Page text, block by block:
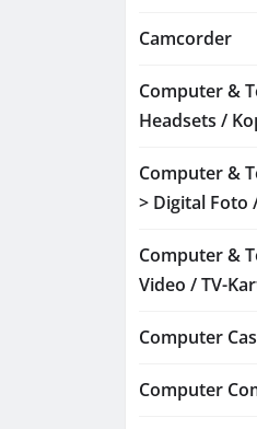
Camcorder
Computer &
Headsets /
Computer &
> Digital Foto
Computer &
Video / TV-
Computer
Computer